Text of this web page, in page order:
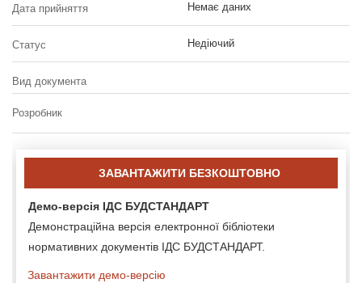
Дата прийняття Немає даних
Статус Недіючий
Вид документа
Розробник
ЗАВАНТАЖИТИ БЕЗКОШТОВНО
Демо-версія ІДС БУДСТАНДАРТ
Демонстраційна версія електронної бібліотеки
нормативних документів ІДС БУДСТАНДАРТ.
Завантажити демо-версію